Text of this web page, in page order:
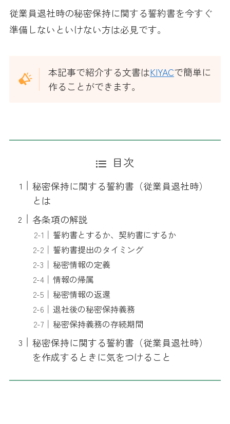
従業員退社時の秘密保持に関する誓約書を今すぐ
準備しないといけない方は必見です。
本記事で紹介する文書はKIYACで簡単に
作ることができます。
目次
秘密保持に関する誓約書（従業員退社時）
とは
各条項の解説
誓約書とするか、契約書にするか
誓約書提出のタイミング
秘密情報の定義
情報の帰属
秘密情報の返還
退社後の秘密保持義務
秘密保持義務の存続期間
秘密保持に関する誓約書（従業員退社時）
を作成するときに気をつけること